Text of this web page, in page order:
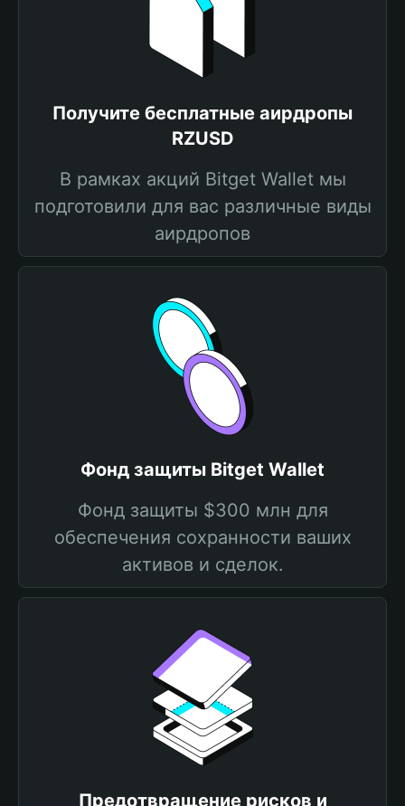
Получите бесплатные аирдропы
RZUSD
В рамках акций Bitget Wallet мы
подготовили для вас различные виды
аирдропов
Фонд защиты Bitget Wallet
Фонд защиты $300 млн для
обеспечения сохранности ваших
активов и сделок.
Предотвращение рисков и